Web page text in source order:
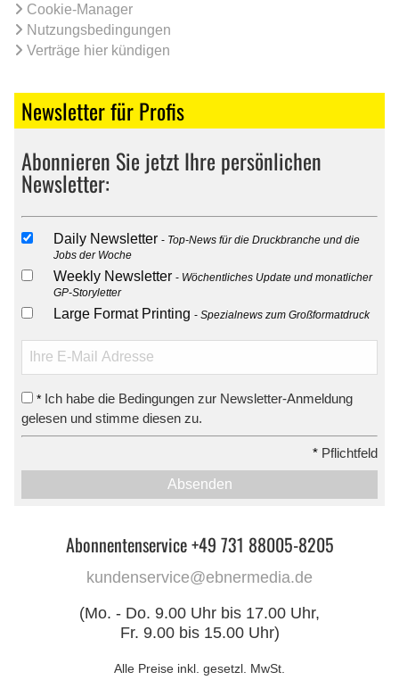
Cookie-Manager
Nutzungsbedingungen
Verträge hier kündigen
Newsletter für Profis
Abonnieren Sie jetzt Ihre persönlichen
Newsletter:
Daily Newsletter
Top-News für die Druckbranche und die
Jobs der Woche
Weekly Newsletter
Wöchentliches Update und monatlicher
GP-Storyletter
Large Format Printing Spezialnews zum Großformatdruck
* Ich habe die Bedingungen zur Newsletter-Anmeldung
gelesen und stimme diesen zu.
* Pflichtfeld
Absenden
Abonnentenservice +49 731 88005-8205
kundenservice@ebnermedia.de
(Mo. - Do. 9.00 Uhr bis 17.00 Uhr,
Fr. 9.00 bis 15.00 Uhr)
Alle Preise inkl. gesetzl. MwSt.